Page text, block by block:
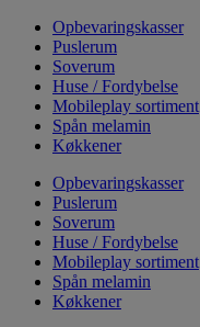
Opbevaringskasser
Puslerum
Soverum
Huse / Fordybelse
Mobileplay sortiment
Spån melamin
Køkkener
Opbevaringskasser
Puslerum
Soverum
Huse / Fordybelse
Mobileplay sortiment
Spån melamin
Køkkener